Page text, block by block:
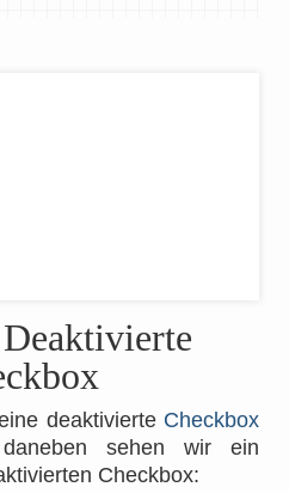
deaktivierte Checkbox
sehen wir ein
Checkbox: